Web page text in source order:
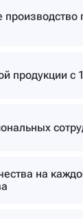
производство
продукции с
на